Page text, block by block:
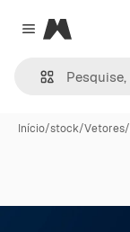
Close menu
Magnific
Início/stock/Vetores/